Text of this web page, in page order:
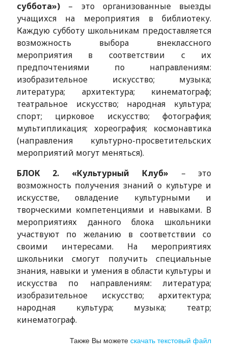
суббота»)– это организованные выезды
учащихся на мероприятия в библиотеку.
Каждую субботу школьникам предоставляется
возможность выбора внеклассного
мероприятия в соответствии с их
предпочтениями по направлениям:
изобразительное искусство; музыка;
литература; архитектура; кинематограф;
театральное искусство; народная культура;
спорт; цирковое искусство; фотография;
мультипликация; хореография; космонавтика
(направления культурно-просветительских
мероприятий могут меняться).
БЛОК 2. «Культурный Клуб» – это
возможность получения знаний о культуре и
искусстве, овладение культурными и
творческими компетенциями и навыками. В
мероприятиях данного блока школьники
участвуют по желанию в соответствии со
своими интересами. На мероприятиях
школьники смогут получить специальные
знания, навыки и умения в области культуры и
искусства по направлениям: литература;
изобразительное искусство; архитектура;
народная культура; музыка; театр;
кинематограф.
Также Вы можетескачать текстовый файл